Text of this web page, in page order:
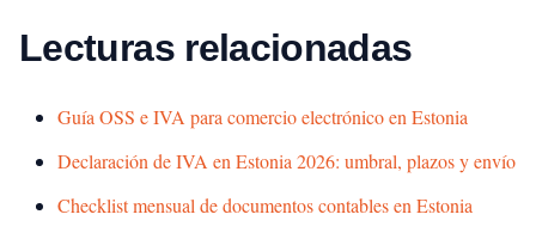
Lecturas relacionadas
Guía OSS e IVA para comercio electrónico en Estonia
Declaración de IVA en Estonia 2026: umbral, plazos y envío
Checklist mensual de documentos contables en Estonia